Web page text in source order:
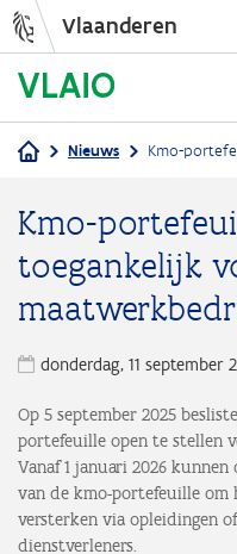
Vlaanderen
Nieuws Kmo-portefeuille
Kmo-
toegankelijk
donderdag, 11 september
Op 5 september 2025
portefeuille open te stellen
Vanaf 1 januari 2026
van de kmo-portefeuille om
versterken via opleidingen
dienstverleners.